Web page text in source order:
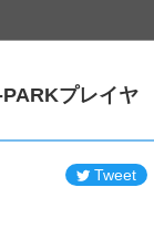
プレイヤ
Tweet